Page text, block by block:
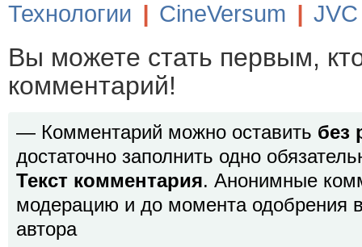
Технологии | CineVersum | JVC
Вы можете стать первым,
комментарий!
— Комментарий можно оставить без
достаточно заполнить одно
Текст комментария. Анонимные
модерацию и до момента одобрения
автора